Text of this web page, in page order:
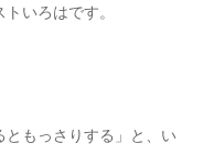
いろはです。
もっさりする」と、い